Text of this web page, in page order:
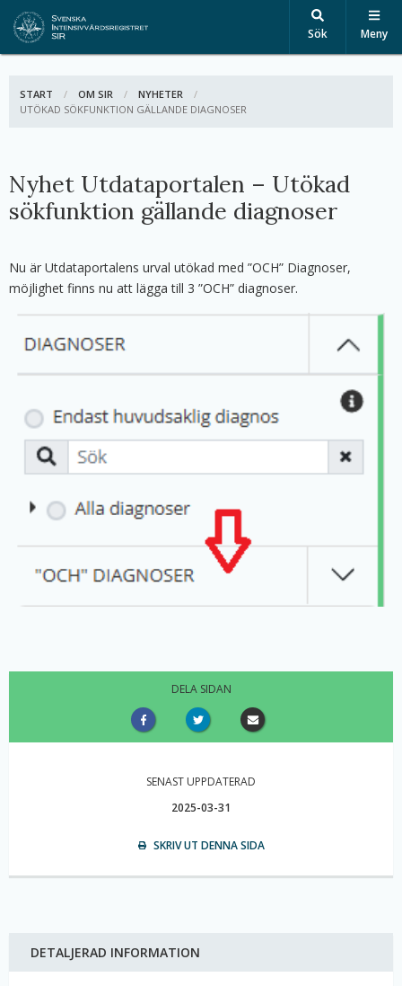
Sök Meny
START OM SIR
NYHETER
AKTIV:
UTÖKAD SÖKFUNKTION GÄLLANDE DIAGNOSER
Nyhet Utdataportalen – Utökad
sökfunktion gällande diagnoser
Nu är Utdataportalens urval utökad med ”OCH” Diagnoser,
möjlighet finns nu att lägga till 3 ”OCH” diagnoser.
DELA SIDAN
SENAST UPPDATERAD
2025-03-31
SKRIV UT DENNA SIDA
DETALJERAD INFORMATION